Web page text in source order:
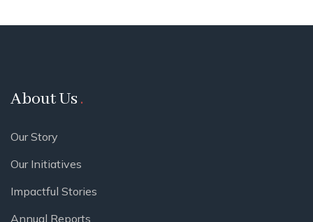
About Us
Our Story
Our Initiatives
Impactful Stories
Annual Reports